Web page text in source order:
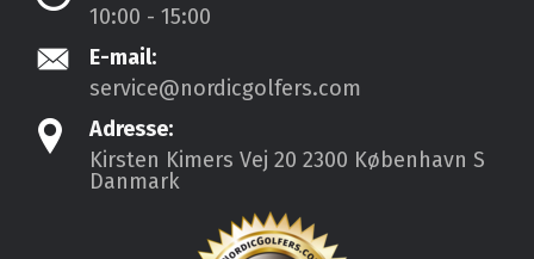
10:00 - 15:00
E-mail:
service@nordicgolfers.com
Adresse:
Kirsten Kimers Vej 20 2300 København S
Danmark